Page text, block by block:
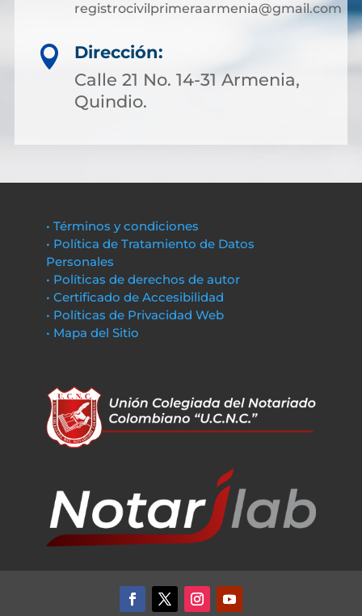
registrocivilprimeraarmenia@gmail.com

Dirección:
Calle 21 No. 14-31 Armenia,
Quindio.
• Términos y condiciones
• Política de Tratamiento de Datos
Personales
• Políticas de derechos de autor
• Certificado de Accesibilidad
• Políticas de Privacidad Web
• Mapa del Sitio